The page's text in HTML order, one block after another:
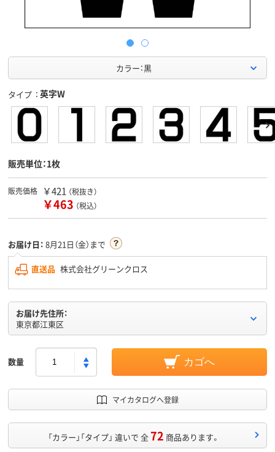
カラー：黒
タイプ 英字W
販売単位：1枚
販売価格 ￥421 （税抜き）
￥463 （税込）
お届け日： 8月21日（金）まで
直送品 株式会社グリーンクロス
お届け先住所：
東京都江東区
数量 カゴへ
マイカタログへ登録
「カラー」「タイプ」 違いで 全72 商品あります。